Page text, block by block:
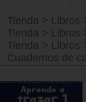
Tienda > Libros
Tienda > Libros
Tienda > Libros
Cuadernos de